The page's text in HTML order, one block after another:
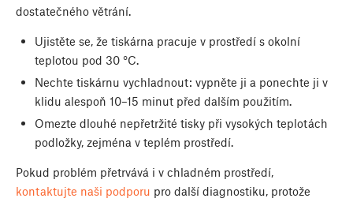
dostatečného větrání.
Ujistěte se, že tiskárna pracuje v prostředí s okolní
teplotou pod 30 °C.
Nechte tiskárnu vychladnout: vypněte ji a ponechte ji v
klidu alespoň 10–15 minut před dalším použitím.
Omezte dlouhé nepřetržité tisky při vysokých teplotách
podložky, zejména v teplém prostředí.
Pokud problém přetrvává i v chladném prostředí,
kontaktujte naši podporu pro další diagnostiku, protože